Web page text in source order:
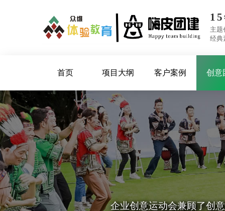
主题
经典
首页 项目大纲 客户案例 创意
公司设有体验式拓展培
轻奢露营团建
企业创意运动会兼顾了创